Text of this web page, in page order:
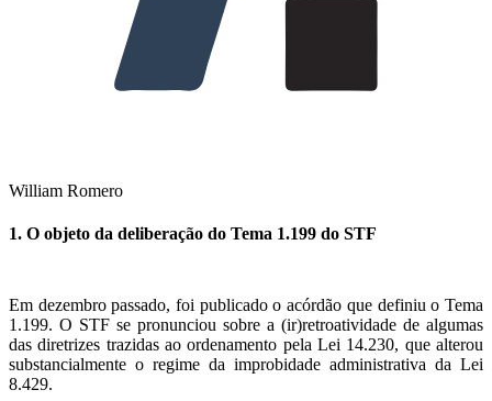
William Romero
1. O objeto da deliberação do Tema 1.199 do STF
Em dezembro passado, foi publicado o acórdão que definiu o Tema
1.199. O STF se pronunciou sobre a (ir)retroatividade de algumas
das diretrizes trazidas ao ordenamento pela Lei 14.230, que alterou
substancialmente o regime da improbidade administrativa da Lei
8.429.